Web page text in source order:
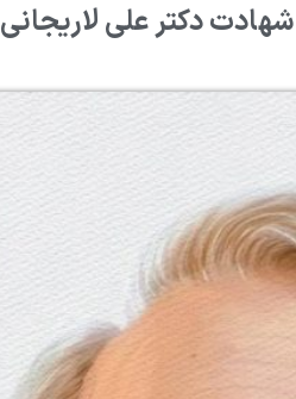
دکتر علی لاریجانی